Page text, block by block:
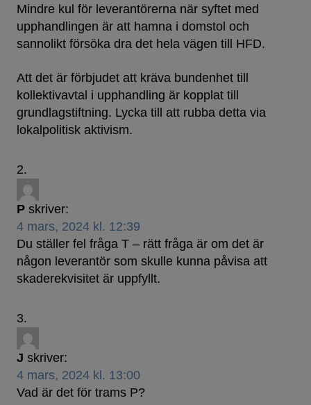
Mindre kul för leverantörerna när syftet med
upphandlingen är att hamna i domstol och
sannolikt försöka dra det hela vägen till HFD.
Att det är förbjudet att kräva bundenhet till
kollektivavtal i upphandling är kopplat till
grundlagstiftning. Lycka till att rubba detta via
lokalpolitisk aktivism.
P skriver:
4 mars, 2024 kl. 12:39
Du ställer fel fråga T – rätt fråga är om det är
någon leverantör som skulle kunna påvisa att
skaderekvisitet är uppfyllt.
J skriver:
4 mars, 2024 kl. 13:00
Vad är det för trams P?